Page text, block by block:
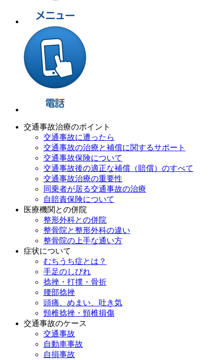
交通事故治療のポイント
交通事故に遭ったら
交通事故の治療と補償に関するサポート
交通事故保険について
交通事故後の適正な補償（賠償）のすべて
交通事故治療の重要性
同乗者が居る交通事故の治療
自賠責保険について
医療機関との併院
整形外科との併院
整骨院と整形外科の違い
整骨院の上手な通い方
症状について
むちうち症とは？
手足のしびれ
捻挫・打撲・骨折
腰部捻挫
頭痛、めまい、吐き気
頸椎捻挫・頸椎損傷
交通事故のケース
交通事故
自動車事故
自損事故